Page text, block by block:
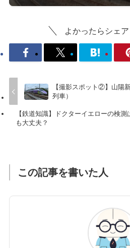
よかったらシェア
【撮影スポット②】山陽
列車）
【鉄道知識】ドクターイエローの検測
も大丈夫？
この記事を書いた人